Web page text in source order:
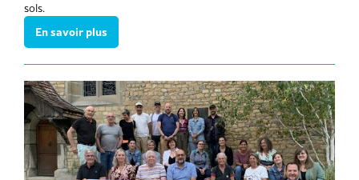
sols.
En savoir plus